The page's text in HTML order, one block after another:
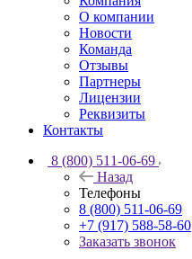
О компании
Новости
Команда
Отзывы
Партнеры
Лицензии
Реквизиты
Контакты
8 (800) 511-06-69
Назад
Телефоны
8 (800) 511-06-69
+7 (917) 588-58-60
Заказать звонок